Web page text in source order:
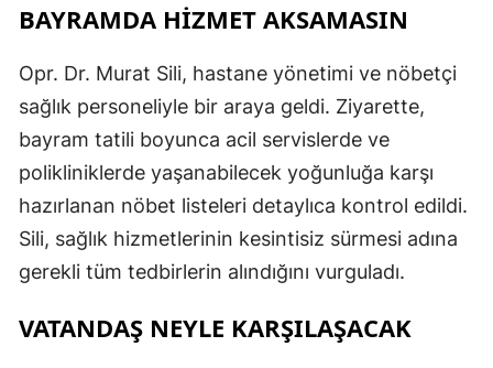
BAYRAMDA HİZMET AKSAMASIN
Opr. Dr. Murat Sili, hastane yönetimi ve nöbetçi
sağlık personeliyle bir araya geldi. Ziyarette,
bayram tatili boyunca acil servislerde ve
polikliniklerde yaşanabilecek yoğunluğa karşı
hazırlanan nöbet listeleri detaylıca kontrol edildi.
Sili, sağlık hizmetlerinin kesintisiz sürmesi adına
gerekli tüm tedbirlerin alındığını vurguladı.
VATANDAŞ NEYLE KARŞILAŞACAK